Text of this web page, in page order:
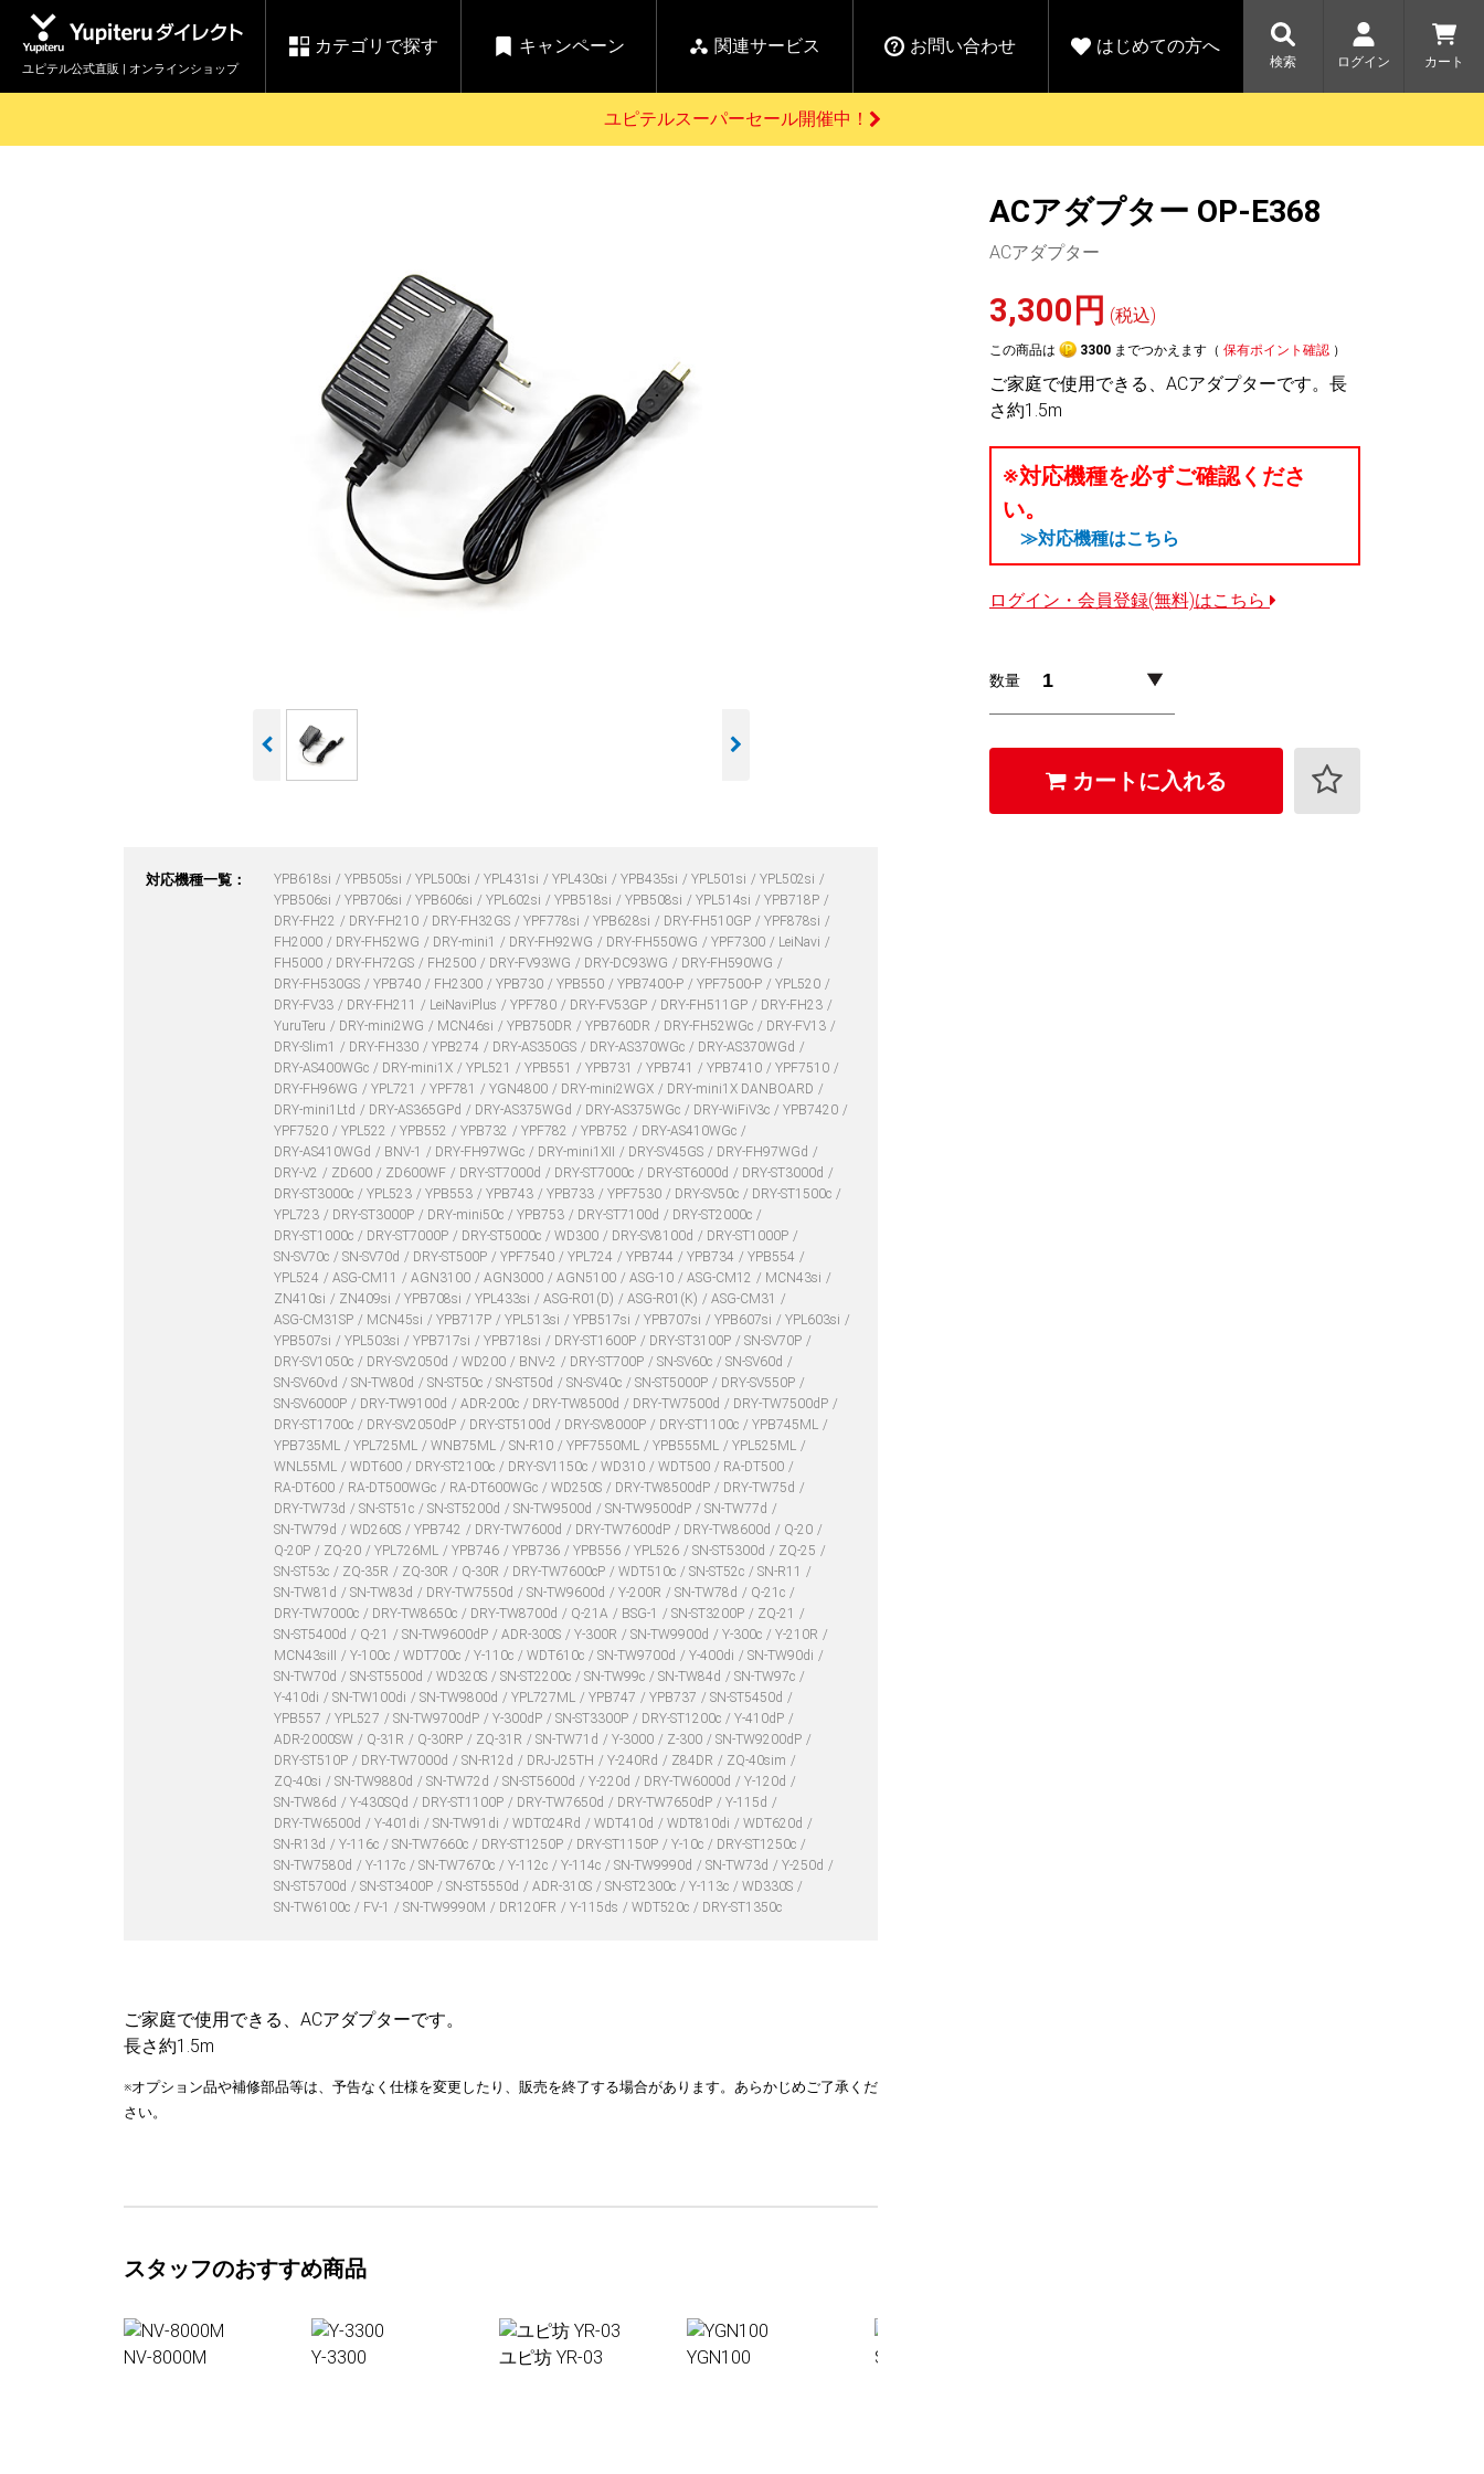
ユピテル公式直販 | オンラインショップ
カテゴリで探す キャンペーン 関連サービス お問い合わせ はじめての方へ
検索 ログイン カート
レーダー探知機 ゴルフ
Yupiteruオリジナル
アイテム一覧
Yupiteruメタバース
駐車監視機能 標準搭載
大口注文はこちら
ユピテル公式サイトはこちら
で】ユピテルスーパ
ーセール開催
詳しくはこちら
キャンペーン
開催中
詳しくはこちら
お役立ち情報・トピックス
各種お問い合わせはこちら
純正スペアパーツを探す
会員価格やポイントを利用してご購入頂けます
新規会員登録をする
Yupiteruダイレクトに新規会員登録いただくと、
登録後すぐに使える1000ポイントをプレゼント
ユピテルスーパーセール開催中！
対応機種一覧： YPB618si YPB505si YPL500si YPL431si YPL430si YPB435si YPL501si
YPL502si
YPB506si
YPB706si YPB606si YPL602si YPB518si YPB508si YPL514si
YPB718P
DRY-FH22
DRY-FH210 DRY-FH32GS YPF778si YPB628si DRY-FH510GP
YPF878si
FH2000
DRY-FH52WG DRY-mini1 DRY-FH92WG DRY-FH550WG YPF7300
LeiNavi
FH5000
DRY-FH72GS FH2500 DRY-FV93WG DRY-DC93WG
DRY-FH590WG
DRY-FH530GS
YPB740 FH2300 YPB730 YPB550 YPB7400-P YPF7500-P
YPL520
DRY-FV33
DRY-FH211 LeiNaviPlus YPF780 DRY-FV53GP DRY-FH511GP
DRY-FH23
YuruTeru
DRY-mini2WG MCN46si YPB750DR YPB760DR DRY-FH52WGc
DRY-FV13
DRY-Slim1
DRY-FH330 YPB274 DRY-AS350GS DRY-AS370WGc
DRY-AS370WGd
DRY-AS400WGc
DRY-mini1X YPL521 YPB551 YPB731 YPB741 YPB7410
YPF7510
DRY-FH96WG
YPL721 YPF781 YGN4800 DRY-mini2WGX
DRY-mini1X DANBOARD
DRY-mini1Ltd
DRY-AS365GPd DRY-AS375WGd DRY-AS375WGc DRY-WiFiV3c
YPB7420
YPF7520
YPL522 YPB552 YPB732 YPF782 YPB752
DRY-AS410WGc
DRY-AS410WGd
BNV-1 DRY-FH97WGc DRY-mini1XII DRY-SV45GS
DRY-FH97WGd
DRY-V2
ZD600 ZD600WF DRY-ST7000d DRY-ST7000c DRY-ST6000d
DRY-ST3000d
DRY-ST3000c
YPL523 YPB553 YPB743 YPB733 YPF7530 DRY-SV50c
DRY-ST1500c
YPL723
DRY-ST3000P DRY-mini50c YPB753 DRY-ST7100d
DRY-ST2000c
DRY-ST1000c
DRY-ST7000P DRY-ST5000c WD300 DRY-SV8100d
DRY-ST1000P
SN-SV70c
SN-SV70d DRY-ST500P YPF7540 YPL724 YPB744 YPB734
YPB554
YPL524
ASG-CM11 AGN3100 AGN3000 AGN5100 ASG-10 ASG-CM12
MCN43si
ZN410si
ZN409si YPB708si YPL433si ASG-R01(D) ASG-R01(K)
ASG-CM31
ASG-CM31SP
MCN45si YPB717P YPL513si YPB517si YPB707si YPB607si
YPL603si
YPB507si
YPL503si YPB717si YPB718si DRY-ST1600P DRY-ST3100P
SN-SV70P
DRY-SV1050c
DRY-SV2050d WD200 BNV-2 DRY-ST700P SN-SV60c
SN-SV60d
SN-SV60vd
SN-TW80d SN-ST50c SN-ST50d SN-SV40c SN-ST5000P
DRY-SV550P
SN-SV6000P
DRY-TW9100d ADR-200c DRY-TW8500d DRY-TW7500d
DRY-TW7500dP
DRY-ST1700c
DRY-SV2050dP DRY-ST5100d DRY-SV8000P DRY-ST1100c
YPB745ML
YPB735ML
YPL725ML WNB75ML SN-R10 YPF7550ML YPB555ML
YPL525ML
WNL55ML
WDT600 DRY-ST2100c DRY-SV1150c WD310 WDT500
RA-DT500
RA-DT600
RA-DT500WGc RA-DT600WGc WD250S DRY-TW8500dP
DRY-TW75d
DRY-TW73d
SN-ST51c SN-ST5200d SN-TW9500d SN-TW9500dP
SN-TW77d
SN-TW79d
WD260S YPB742 DRY-TW7600d DRY-TW7600dP DRY-TW8600d
Q-20
Q-20P
ZQ-20 YPL726ML YPB746 YPB736 YPB556 YPL526 SN-ST5300d
ZQ-25
SN-ST53c
ZQ-35R ZQ-30R Q-30R DRY-TW7600cP WDT510c SN-ST52c
SN-R11
SN-TW81d
SN-TW83d DRY-TW7550d SN-TW9600d Y-200R SN-TW78d
Q-21c
DRY-TW7000c
DRY-TW8650c DRY-TW8700d Q-21A BSG-1 SN-ST3200P
ZQ-21
SN-ST5400d
Q-21 SN-TW9600dP ADR-300S Y-300R SN-TW9900d Y-300c
Y-210R
MCN43siII
Y-100c WDT700c Y-110c WDT610c SN-TW9700d Y-400di
SN-TW90di
SN-TW70d
SN-ST5500d WD320S SN-ST2200c SN-TW99c SN-TW84d
SN-TW97c
Y-410di
SN-TW100di SN-TW9800d YPL727ML YPB747 YPB737
SN-ST5450d
YPB557
YPL527 SN-TW9700dP Y-300dP SN-ST3300P DRY-ST1200c
Y-410dP
ADR-2000SW
Q-31R Q-30RP ZQ-31R SN-TW71d Y-3000 Z-300
SN-TW9200dP
DRY-ST510P
DRY-TW7000d SN-R12d DRJ-J25TH Y-240Rd Z84DR
ZQ-40sim
ZQ-40si
SN-TW9880d SN-TW72d SN-ST5600d Y-220d DRY-TW6000d
Y-120d
SN-TW86d
Y-430SQd DRY-ST1100P DRY-TW7650d DRY-TW7650dP
Y-115d
DRY-TW6500d
Y-401di SN-TW91di WDT024Rd WDT410d WDT810di
WDT620d
SN-R13d
Y-116c SN-TW7660c DRY-ST1250P DRY-ST1150P Y-10c
DRY-ST1250c
SN-TW7580d
Y-117c SN-TW7670c Y-112c Y-114c SN-TW9990d SN-TW73d
Y-250d
SN-ST5700d
SN-ST3400P SN-ST5550d ADR-310S SN-ST2300c Y-113c
WD330S
SN-TW6100c
FV-1 SN-TW9990M DR120FR Y-115ds WDT520c DRY-ST1350c
ご家庭で使用できる、ACアダプターです。
長さ約1.5m
※オプション品や補修部品等は、予告なく仕様を変更したり、販売を終了する場合があります。あらかじめご了承くだ
さい。
スタッフのおすすめ商品
NV-8000M Y-3300 ユピ坊 YR-03 YGN100 Sakura01
ACアダプター OP-E368
ACアダプター
3,300円 (税込)
この商品は 3300 までつかえます（ 保有ポイント確認 ）
ご家庭で使用できる、ACアダプターです。長
さ約1.5m
※対応機種を必ずご確認くださ
い。
≫対応機種はこちら
ログイン・会員登録(無料)はこちら
数量
カートに入れる